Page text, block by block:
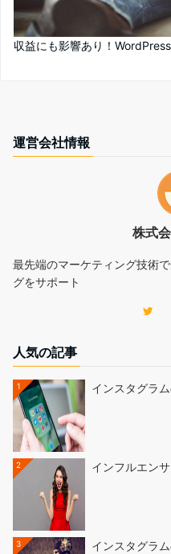
収益にも影響あり！
運営会社情報
株式
最先端のマーケティング技術
グをサポート
人気の記事
1 インスタグラ
2 インフルエン
3 インスタグラ